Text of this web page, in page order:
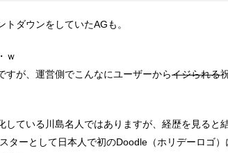
トダウンをしていたAGも。
ｗ
すが、運営側でこんなにユーザーからイジられる
している川島名人ではありますが、経歴を見ると
ターとして日本人で初のDoodle（ホリデーロゴ